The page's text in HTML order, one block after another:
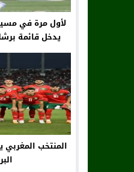
لأول مرة في
يدخل قائمة
المنتخب المغربي